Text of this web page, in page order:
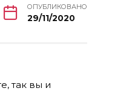
ОПУБЛИКОВАНО
29/11/2020
так вы и